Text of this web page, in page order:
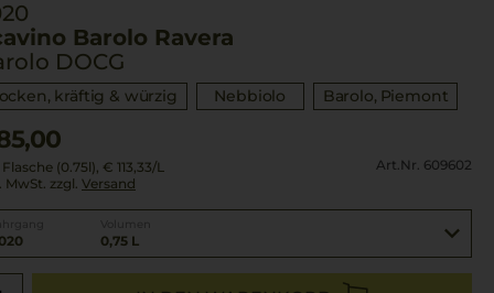
Barolo Ravera
DOCG
kräftig & würzig Nebbiolo Barolo Piemont
(0.75l), € 113,33/L
MwSt. zzgl. Versand
Art.Nr. 609602
0,75 L